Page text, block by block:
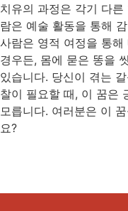
치유의 과정은 각기 다
람은 예술 활동을 통해
사람은 영적 여정을 통
경우든, 몸에 묻은 똥을
있습니다. 당신이 겪는
찰이 필요할 때, 이 꿈은
모릅니다. 여러분은 이
요?